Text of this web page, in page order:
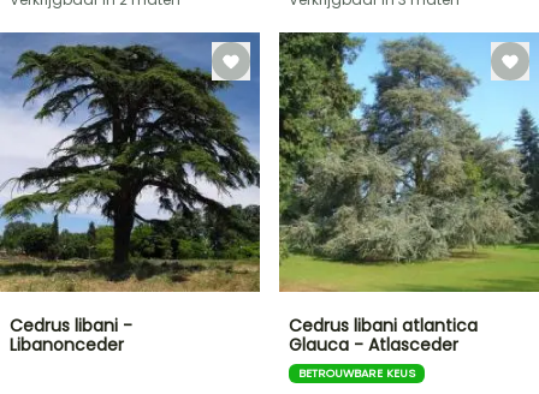
Cedrus libani -
Libanonceder
Cedrus libani atlantica
Glauca - Atlasceder
BETROUWBARE KEUS